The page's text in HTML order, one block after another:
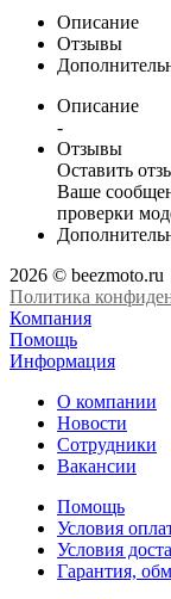
Описание
Отзывы
Описание
-
Отзывы
Оставить
Ваше
проверки
2026 © beezmoto.ru
Политика
Компания
Помощь
Информация
О компании
Новости
Сотрудники
Вакансии
Помощь
Условия
Условия
Гарантия,